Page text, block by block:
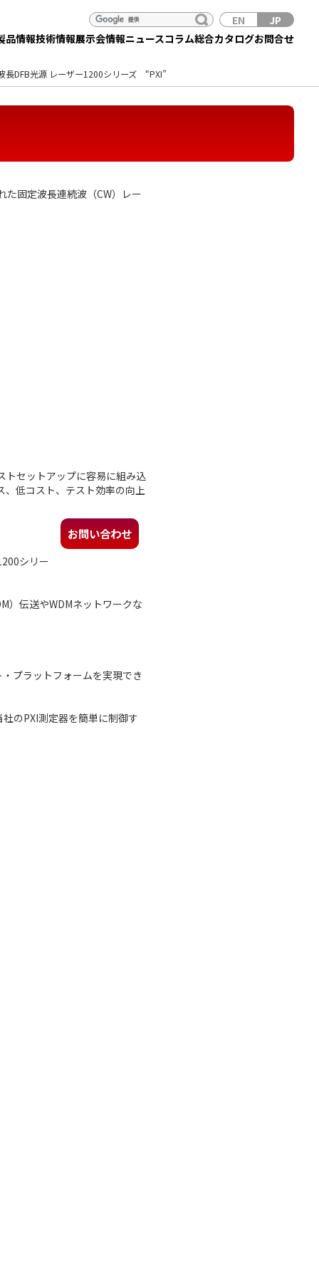
品情報技術情報展示会情報ニュースコラム総合カタログお問合せ
EN JP
長DFB光源 レーザー1200シリーズ “PXI”
固定波長連続波（CW）レー
トセットアップに容易に組み込
、低コスト、テスト効率の向上
お問い合わせ
シリー
）伝送やWDMネットワークな
プラットフォームを実現でき
のPXI測定器を簡単に制御す